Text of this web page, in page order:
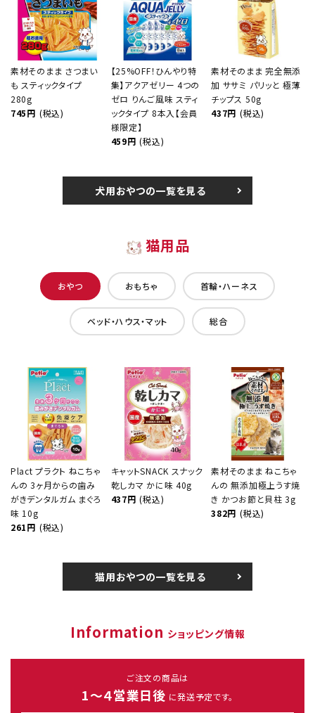
素材そのまま さつまい
も スティックタイプ
280g
745円 (税込)
【25%OFF！ひんやり特
集】アクアゼリー 4つの
ゼロ りんご風味 スティ
ックタイプ 8本入【会員
様限定】
459円 (税込)
素材そのまま 完全無添
加 ササミ パリッと 極薄
チップス 50g
437円 (税込)
犬用おやつの一覧を見る
猫用品
おやつ おもちゃ 首輪・ハーネス
ベッド・ハウス・マット 総合
Plact プラクト ねこちゃ
んの 3ヶ月からの歯み
がきデンタルガム まぐろ
味 10g
261円 (税込)
キャットSNACK スナック
乾しカマ かに味 40g
437円 (税込)
素材そのまま ねこちゃ
んの 無添加極上うす焼
き かつお節と貝柱 3g
382円 (税込)
猫用おやつの一覧を見る
Information ショッピング情報
ご注文の商品は
1～４営業日後 に発送予定です。